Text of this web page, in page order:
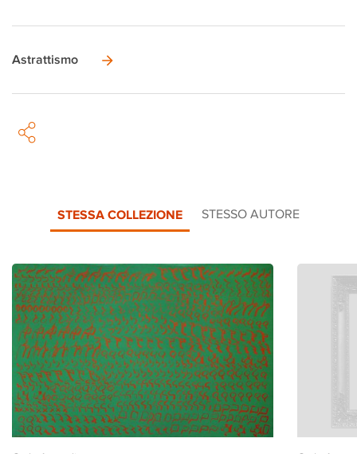
Astrattismo
STESSA COLLEZIONE STESSO AUTORE